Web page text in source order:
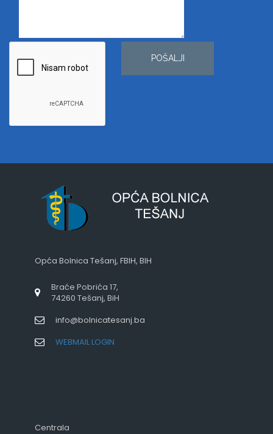
POŠALJI
Opća Bolnica Tešanj, FBIH, BIH
Braće Pobrića 17,
74260 Tešanj, BiH
info@bolnicatesanj.ba
WEBMAIL LOGIN
Centrala